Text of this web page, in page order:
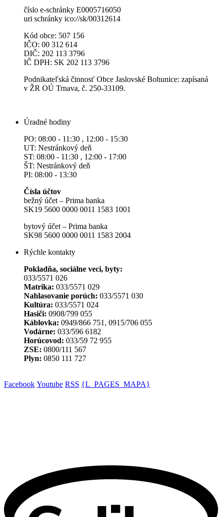
číslo e-schránky E0005716050
uri schránky ico://sk/00312614
Kód obce: 507 156
IČO: 00 312 614
DIČ: 202 113 3796
IČ DPH: SK 202 113 3796
Podnikateľská činnosť Obce Jaslovské Bohunice: zapísaná
v ŽR OÚ Trnava, č. 250-33109.
Úradné hodiny
PO: 08:00 - 11:30 , 12:00 - 15:30
UT: Nestránkový deň
ST: 08:00 - 11:30 , 12:00 - 17:00
ŠT: Nestránkový deň
PI: 08:00 - 13:30
Čísla účtov
bežný účet – Prima banka
SK19 5600 0000 0011 1583 1001
bytový účet – Prima banka
SK98 5600 0000 0011 1583 2004
Rýchle kontakty
Pokladňa, sociálne veci, byty:
033/5571 026
Matrika: 033/5571 029
Nahlasovanie porúch: 033/5571 030
Kultúra: 033/5571 024
Hasiči: 0908/799 055
Káblovka: 0949/866 751, 0915/706 055
Vodárne: 033/596 6182
Horúcovod: 033/59 72 955
ZSE: 0800/111 567
Plyn: 0850 111 727
Facebook Youtube RSS {L_PAGES_MAPA}